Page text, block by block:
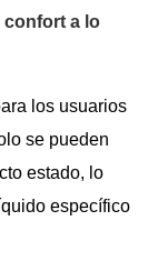
confort a lo
los usuarios
se pueden
estado, lo
específico